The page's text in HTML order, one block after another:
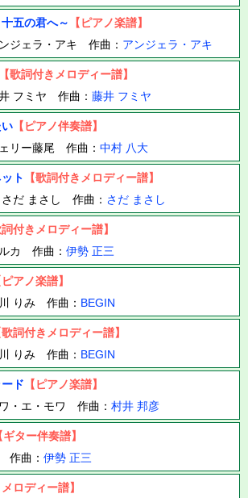
五の君へ～
【ピアノ楽譜】
ジェラ・アキ 作曲： アンジェラ・アキ
【歌詞付きメロディー譜】
フミヤ 作曲： 藤井 フミヤ
【ピアノ伴奏譜】
リー藤尾 作曲： 中村 八大
ト
【歌詞付きメロディー譜】
だ まさし 作曲： さだ まさし
詞付きメロディー譜】
カ 作曲： 伊勢 正三
ピアノ楽譜】
りみ 作曲： BEGIN
歌詞付きメロディー譜】
りみ 作曲： BEGIN
ド 【ピアノ楽譜】
・エ・モワ 作曲： 村井 邦彦
ギター伴奏譜】
曲： 伊勢 正三
ロディー譜】